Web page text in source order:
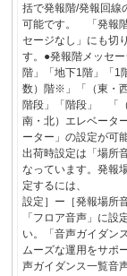
括で発報階/発報回線
可能です。 「発報
セージなし」にも切
す。●発報階メッセ
階」「地下1階」「1
数）階※」「（東・
階段」「階段」 「
南・北）エレベータ
ーター」の設定が可
出荷時設定は「場所
なっています。発報
定するには
設定］ー［発報場所
「フロア音声」に設
い。「音声ガイダン
ムーズな運用をサ
声ガイダンス一覧音